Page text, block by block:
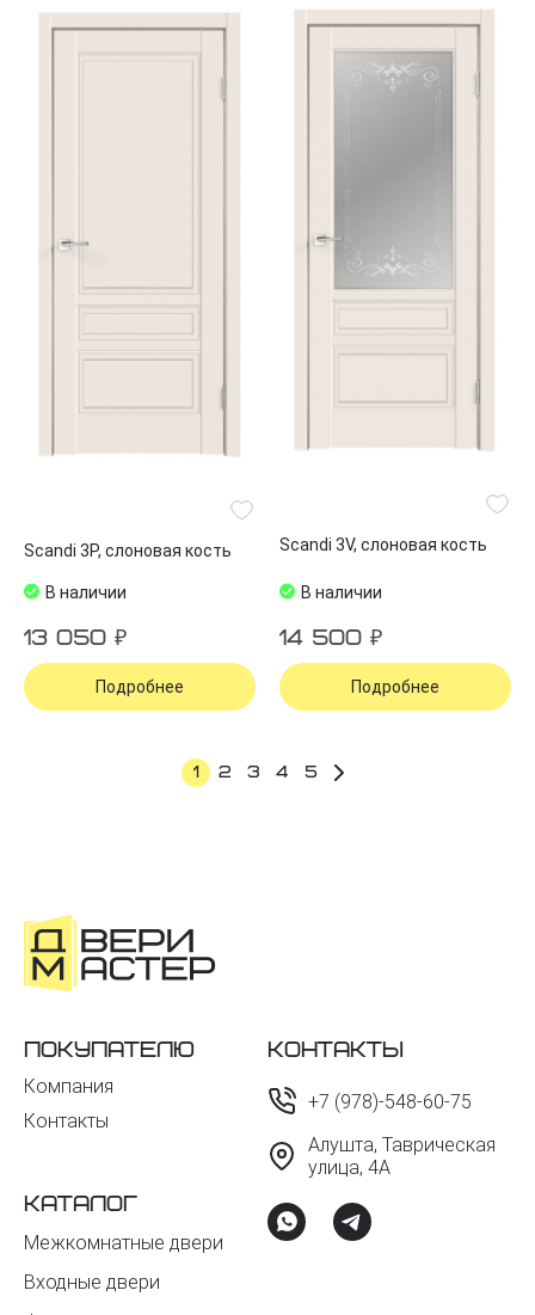
Scandi 3P, слоновая кость
В наличии
13 050 ₽
Подробнее
Scandi 3V, слоновая кость
В наличии
14 500 ₽
Подробнее
1 2 3 4 5
Покупателю
Компания
Контакты
Каталог
Межкомнатные двери
Входные двери
Контакты
+7 (978)-548-60-75
Алушта, Таврическая
улица, 4А